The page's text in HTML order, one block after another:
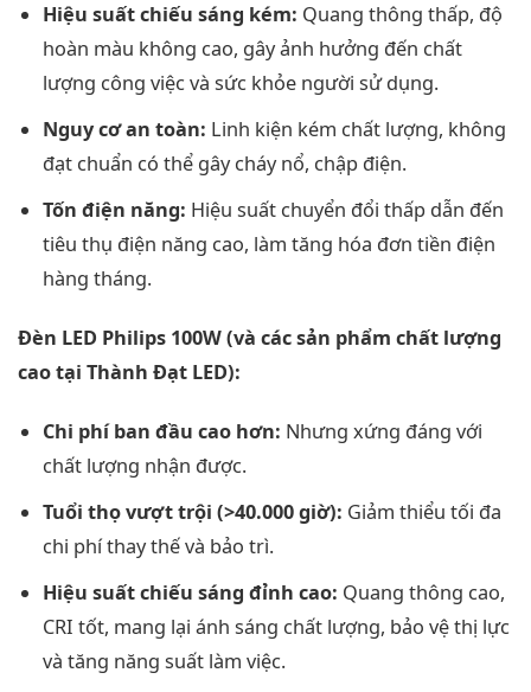
Hiệu suất chiếu sáng kém: Quang thông thấp, độ
hoàn màu không cao, gây ảnh hưởng đến chất
lượng công việc và sức khỏe người sử dụng.
Nguy cơ an toàn: Linh kiện kém chất lượng, không
đạt chuẩn có thể gây cháy nổ, chập điện.
Tốn điện năng: Hiệu suất chuyển đổi thấp dẫn đến
tiêu thụ điện năng cao, làm tăng hóa đơn tiền điện
hàng tháng.
Đèn LED Philips 100W (và các sản phẩm chất lượng
cao tại Thành Đạt LED):
Chi phí ban đầu cao hơn: Nhưng xứng đáng với
chất lượng nhận được.
Tuổi thọ vượt trội (>40.000 giờ): Giảm thiểu tối đa
chi phí thay thế và bảo trì.
Hiệu suất chiếu sáng đỉnh cao: Quang thông cao,
CRI tốt, mang lại ánh sáng chất lượng, bảo vệ thị lực
và tăng năng suất làm việc.